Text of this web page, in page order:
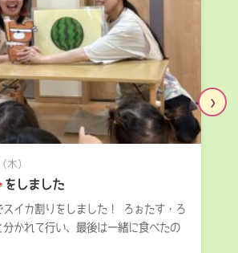
木）
をしました
スイカ割りをしました！ ろぉたす・ろ
分かれて行い、最後は一緒に食べたの
›